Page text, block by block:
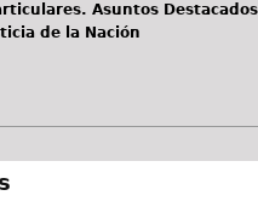
Asuntos
de la Nación